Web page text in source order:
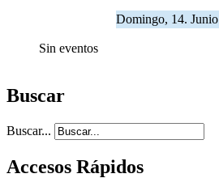
Domingo, 14.
Sin eventos
Buscar
Buscar...
Accesos Rápidos